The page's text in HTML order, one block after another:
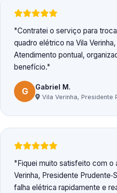
Contratei o serviço para
quadro elétrico na Vila
Atendimento pontual,
benefício.
G Gabriel M.
Vila Verinha, Presidente
Fiquei muito satisfeito com o
Verinha, Presidente
falha elétrica rapidamente e